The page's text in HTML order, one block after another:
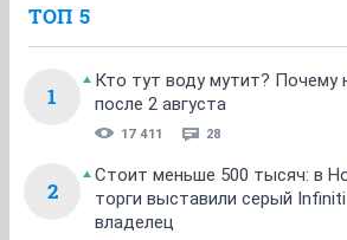
ТОП 5
1
Кто тут воду мутит? Почему
после 2 августа
17 411 28
2
Стоит меньше 500 тысяч: в
торги выставили серый
владелец